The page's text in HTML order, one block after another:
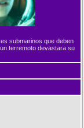
submarinos que deben
terremoto devastara su